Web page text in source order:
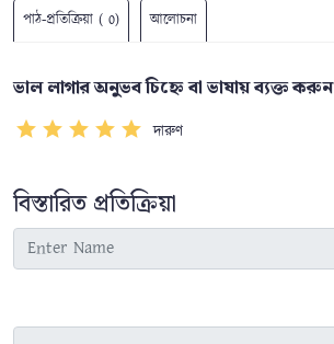
পাঠ-প্রতিক্রিয়া ( 0) আলোচনা
ভাল লাগার অনুভব চিহ্নে বা ভাষায় ব্যক্ত করুন
দারুণ
বিস্তারিত প্রতিক্রিয়া